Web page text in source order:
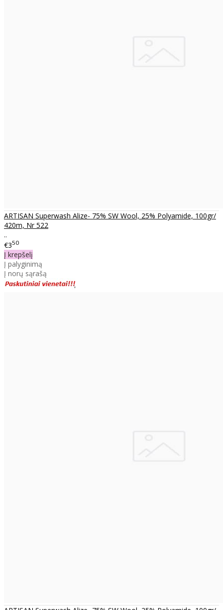
ARTISAN Superwash Alize- 75% SW Wool, 25% Polyamide, 100gr/
420m, Nr 522
..
€350
Į krepšelį
Į palyginimą
Į norų sąrašą